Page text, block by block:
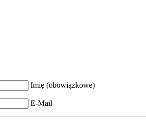
Imię (obowiązkowe)
E-Mail